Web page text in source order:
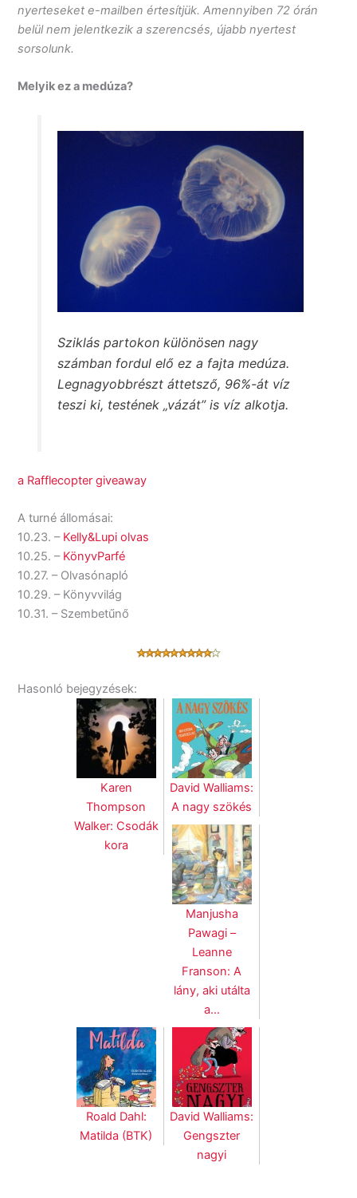
nyerteseket e-mailben értesítjük. Amennyiben 72 órán
belül nem jelentkezik a szerencsés, újabb nyertest
sorsolunk.
Melyik ez a medúza?
Sziklás partokon különösen nagy
számban fordul elő ez a fajta medúza.
Legnagyobbrészt áttetsző, 96%-át víz
teszi ki, testének „vázát” is víz alkotja.
a Rafflecopter giveaway
A turné állomásai:
10.23. – Kelly&Lupi olvas
10.25. – KönyvParfé
10.27. – Olvasónapló
10.29. – Könyvvilág
10.31. – Szembetűnő
Hasonló bejegyzések:
Karen
Thompson
Walker: Csodák
kora
David Walliams:
A nagy szökés
Manjusha
Pawagi –
Leanne
Franson: A
lány, aki utálta
a…
Roald Dahl:
Matilda (BTK)
David Walliams:
Gengszter
nagyi